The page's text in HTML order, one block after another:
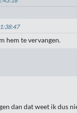
hem te vervangen.
dan dat weet ik dus